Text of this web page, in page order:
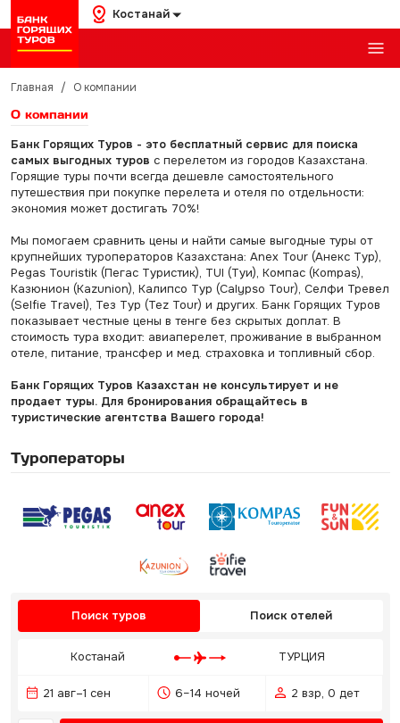
Костанай
Главная / О компании
О компании
Банк Горящих Туров - это бесплатный сервис для поиска
самых выгодных туров с перелетом из городов Казахстана.
Горящие туры почти всегда дешевле самостоятельного
путешествия при покупке перелета и отеля по отдельности:
экономия может достигать 70%!
Мы помогаем сравнить цены и найти самые выгодные туры от
крупнейших туроператоров Казахстана: Anex Tour (Анекс Тур),
Pegas Touristik (Пегас Туристик), TUI (Туи), Компас (Kompas),
Казюнион (Kazunion), Калипсо Тур (Calypso Tour), Селфи Тревел
(Selfie Travel), Тез Тур (Tez Tour) и других. Банк Горящих Туров
показывает честные цены в тенге без скрытых доплат. В
стоимость тура входит: авиаперелет, проживание в выбранном
отеле, питание, трансфер и мед. страховка и топливный сбор.
Банк Горящих Туров Казахстан не консультирует и не
продает туры. Для бронирования обращайтесь в
туристические агентства Вашего города!
Туроператоры
Поиск туров Поиск отелей
Костанай ТУРЦИЯ
21 авг–1 сен 6–14 ночей 2 взр, 0 дет